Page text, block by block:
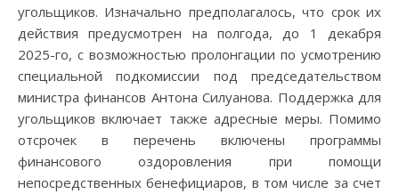
угольщиков. Изначально предполагалось, что срок их
действия предусмотрен на полгода, до 1 декабря
2025-го, с возможностью пролонгации по усмотрению
специальной подкомиссии под председательством
министра финансов Антона Силуанова. Поддержка для
угольщиков включает также адресные меры. Помимо
отсрочек в перечень включены программы
финансового оздоровления при помощи
непосредственных бенефициаров, в том числе за счет